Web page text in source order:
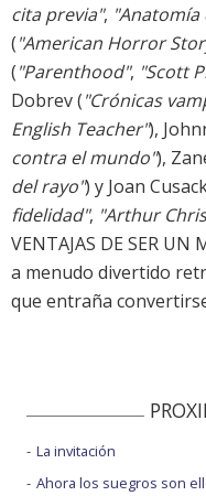
cita previa", "Anatomía
("American Horror
("Parenthood", "Scott
Dobrev ("Crónicas
English Teacher"),
contra el mundo"),
del rayo") y Joan
fidelidad", "Arthur
VENTAJAS DE SER
a menudo divertido
que entraña
La invitación
Ahora los suegros son